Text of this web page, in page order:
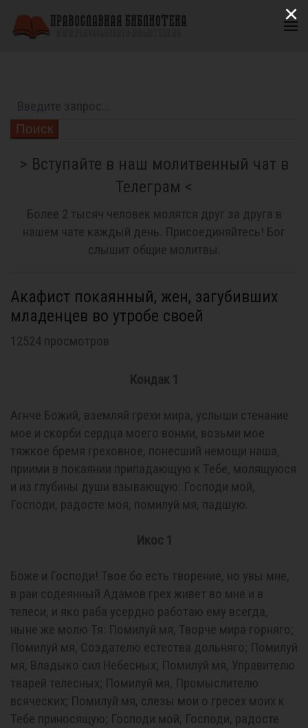
Поиск
> Вступайте в наш молитвенный чат в
Телеграм <
Более 2 тысяч человек молятся друг за друга в
нашем чате каждый день. Присоединяйтесь! Бог
слышит общие молитвы.
Акафист покаянный, жен, загубивших
младенцев во утробе своей
12524 просмотров
Кондак 1
Агнче Божий, вземляй грехи мира, услыши стенание
мое и скорби сердца моего вонми, возьми мое
тяжкое бремя греховное, понесший немощи наша,
приими в покаянии припадающую к Тебе, молящуюся
и из глубины души взывающую: Господи мой,
Господи, радосте моя, помилуй мя, падшую.
Икос 1
Боже и Господи! Твое бо есть творение, но увы мне,
в раи содеянный Адамов грех живет во мне и в
телеси, и яко раба усердно работаю ему всегда,
ныне же молю Тя: Помилуй мя, Творче мира горняго;
Помилуй мя, Создателю естества дольняго; Помилуй
мя, Владыко сил Небесных; Помилуй мя, Управителю
тварей телесных; Помилуй мя, Промыслителю
всяческих; Помилуй мя, слезы мои о гресех моих к
Тебе приносящую; Господи мой, Господи, радосте
×